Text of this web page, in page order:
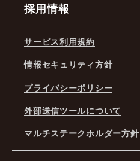
採用情報
サービス利用規約
情報セキュリティ方針
プライバシーポリシー
外部送信ツールについて
マルチステークホルダー方針